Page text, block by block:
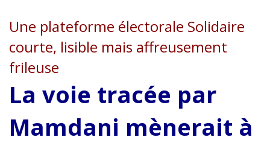
Une plateforme électorale Solidaire
courte, lisible mais affreusement
frileuse
La voie tracée par
Mamdani mènerait à